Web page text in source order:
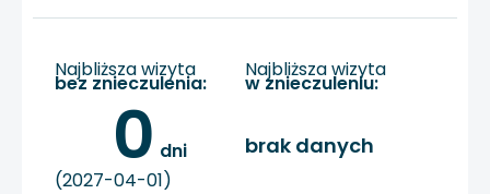
Najbliższa wizyta
bez znieczulenia:
0 dni
(2027-04-01)
Najbliższa wizyta
w znieczuleniu:
brak danych